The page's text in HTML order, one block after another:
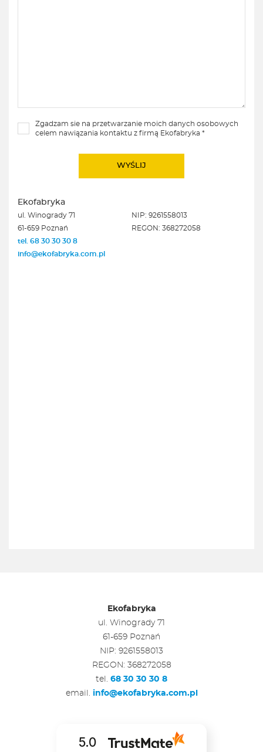
Zgadzam sie na przetwarzanie moich danych osobowych
celem nawiązania kontaktu z firmą Ekofabryka *
Ekofabryka
ul. Winogrady 71
61-659 Poznań
tel. 68 30 30 30 8
info@ekofabryka.com.pl
NIP: 9261558013
REGON: 368272058
Ekofabryka
ul. Winogrady 71
61-659 Poznań
NIP: 9261558013
REGON: 368272058
tel. 68 30 30 30 8
email. info@ekofabryka.com.pl
5.0